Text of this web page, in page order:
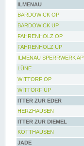
ILMENAU
BARDOWICK OP
BARDOWICK UP
FAHRENHOLZ OP
FAHRENHOLZ UP
ILMENAU SPERRWERK AP
LÜNE
WITTORF OP
WITTORF UP
ITTER ZUR EDER
HERZHAUSEN
ITTER ZUR DIEMEL
KOTTHAUSEN
JADE